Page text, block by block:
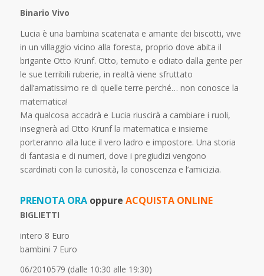
Binario Vivo
Lucia è una bambina scatenata e amante dei biscotti, vive
in un villaggio vicino alla foresta, proprio dove abita il
brigante Otto Krunf. Otto, temuto e odiato dalla gente per
le sue terribili ruberie, in realtà viene sfruttato
dall’amatissimo re di quelle terre perché… non conosce la
matematica!
Ma qualcosa accadrà e Lucia riuscirà a cambiare i ruoli,
insegnerà ad Otto Krunf la matematica e insieme
porteranno alla luce il vero ladro e impostore. Una storia
di fantasia e di numeri, dove i pregiudizi vengono
scardinati con la curiosità, la conoscenza e l’amicizia.
PRENOTA ORAoppure ACQUISTA ONLINE
BIGLIETTI
intero 8 Euro
bambini 7 Euro
06/2010579 (dalle 10:30 alle 19:30)